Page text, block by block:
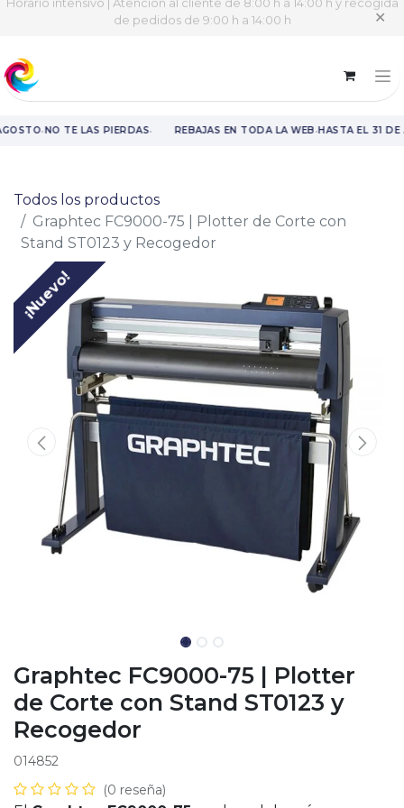
Horario intensivo | Atención al cliente de 8:00 h a 14:00 h y recogida
de pedidos de 9:00 h a 14:00 h
✕
·NO TE LAS PIERDAS· REBAJAS EN TODA LA WEB·HASTA EL 31 DE
Todos los productos
Graphtec FC9000-75 | Plotter de Corte con
Stand ST0123 y Recogedor
¡Nuevo!
Graphtec FC9000-75 | Plotter
de Corte con Stand ST0123 y
Recogedor
014852
(0 reseña)